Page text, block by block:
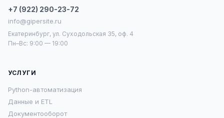
+7 (922) 290-23-72
info@gipersite.ru
Екатеринбург, ул. Суходольская 35, оф. 4
Пн–Вс: 9:00 — 19:00
УСЛУГИ
Python-автоматизация
Данные и ETL
Документооборот